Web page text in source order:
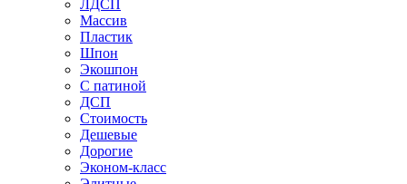
ЛДСП
Массив
Пластик
Шпон
Экошпон
С патиной
ДСП
Стоимость
Дешевые
Дорогие
Эконом-класс